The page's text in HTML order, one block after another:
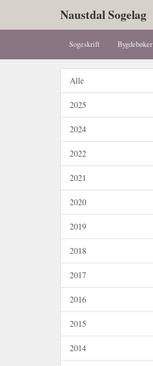
Naustdal Sogelag
Sogeskrift Bygdebøker
Alle
2025
2024
2022
2021
2020
2019
2018
2017
2016
2015
2014